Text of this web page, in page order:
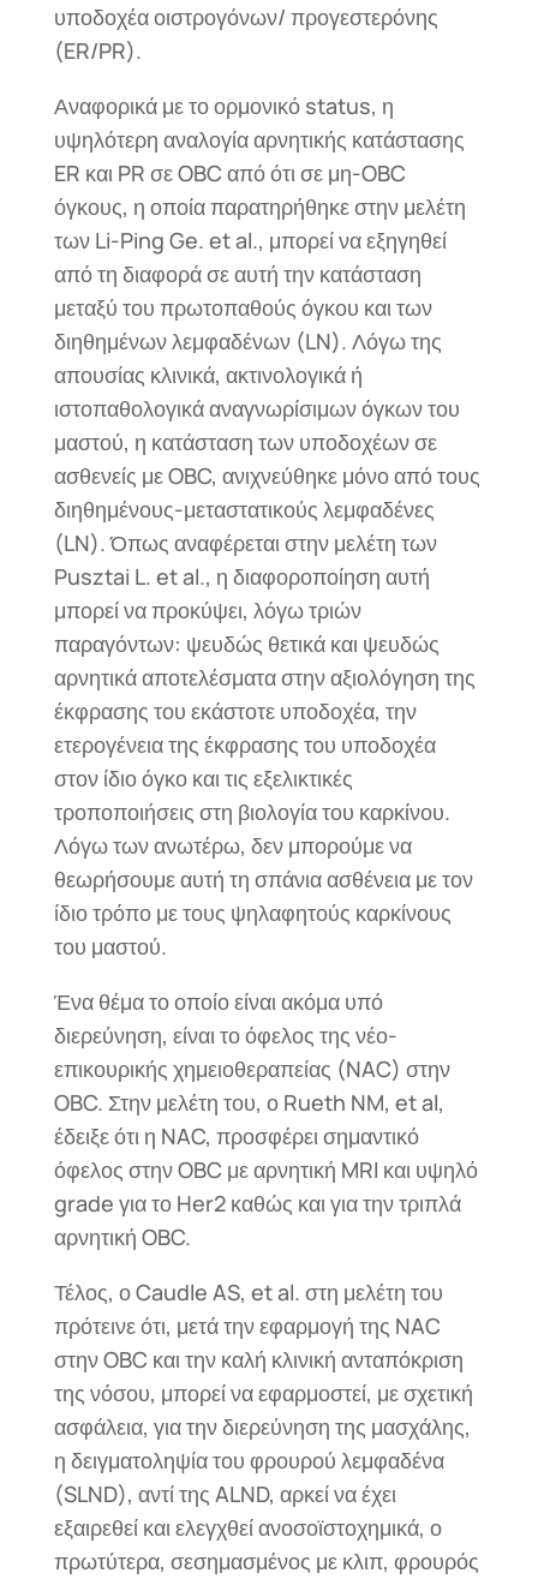
υποδοχέα οιστρογόνων/ προγεστερόνης
(ER/PR).
Αναφορικά με το ορμονικό status, η
υψηλότερη αναλογία αρνητικής κατάστασης
ER και PR σε OBC από ότι σε μη-OBC
όγκους, η οποία παρατηρήθηκε στην μελέτη
των Li-Ping Ge. et al., μπορεί να εξηγηθεί
από τη διαφορά σε αυτή την κατάσταση
μεταξύ του πρωτοπαθούς όγκου και των
διηθημένων λεμφαδένων (LN). Λόγω της
απουσίας κλινικά, ακτινολογικά ή
ιστοπαθολογικά αναγνωρίσιμων όγκων του
μαστού, η κατάσταση των υποδοχέων σε
ασθενείς με OBC, ανιχνεύθηκε μόνο από τους
διηθημένους-μεταστατικούς λεμφαδένες
(LN). Όπως αναφέρεται στην μελέτη των
Pusztai L. et al., η διαφοροποίηση αυτή
μπορεί να προκύψει, λόγω τριών
παραγόντων: ψευδώς θετικά και ψευδώς
αρνητικά αποτελέσματα στην αξιολόγηση της
έκφρασης του εκάστοτε υποδοχέα, την
ετερογένεια της έκφρασης του υποδοχέα
στον ίδιο όγκο και τις εξελικτικές
τροποποιήσεις στη βιολογία του καρκίνου.
Λόγω των ανωτέρω, δεν μπορούμε να
θεωρήσουμε αυτή τη σπάνια ασθένεια με τον
ίδιο τρόπο με τους ψηλαφητούς καρκίνους
του μαστού.
Ένα θέμα το οποίο είναι ακόμα υπό
διερεύνηση, είναι το όφελος της νέο-
επικουρικής χημειοθεραπείας (NAC) στην
OBC. Στην μελέτη του, ο Rueth NM, et al,
έδειξε ότι η NAC, προσφέρει σημαντικό
όφελος στην OBC με αρνητική MRI και υψηλό
grade για το Her2 καθώς και για την τριπλά
αρνητική OBC.
Τέλος, ο Caudle AS, et al. στη μελέτη του
πρότεινε ότι, μετά την εφαρμογή της NAC
στην OBC και την καλή κλινική ανταπόκριση
της νόσου, μπορεί να εφαρμοστεί, με σχετική
ασφάλεια, για την διερεύνηση της μασχάλης,
η δειγματοληψία του φρουρού λεμφαδένα
(SLND), αντί της ALND, αρκεί να έχει
εξαιρεθεί και ελεγχθεί ανοσοϊστοχημικά, ο
πρωτύτερα, σεσημασμένος με κλιπ, φρουρός